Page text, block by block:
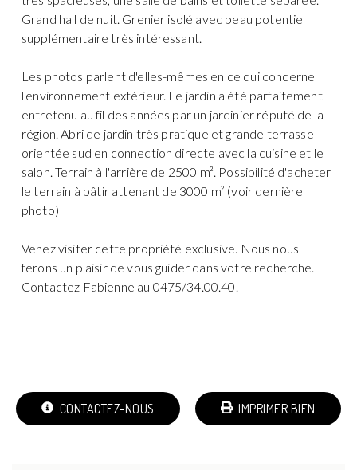
Grand hall de nuit. Grenier isolé avec beau potentiel
supplémentaire très intéressant.
Les photos parlent d'elles-mêmes en ce qui concerne
l'environnement extérieur. Le jardin a été parfaitement
entretenu au fil des années par un jardinier réputé de la
région. Abri de jardin très pratique et grande terrasse
orientée sud en connection directe avec la cuisine et le
salon. Terrain à l'arrière de 2500 m². Possibilité d'acheter
le terrain à bâtir attenant de 3000 m² (voir dernière
photo)
Venez visiter cette propriété exclusive. Nous nous
ferons un plaisir de vous guider dans votre recherche.
Contactez Fabienne au 0475/34.00.40.
CONTACTEZ-NOUS IMPRIMER BIEN